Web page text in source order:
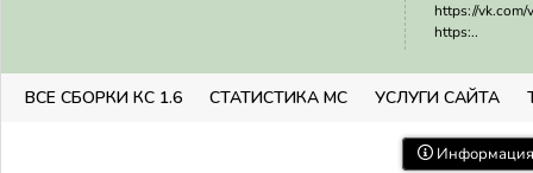
https://vk.com/
https:..
ВСЕ СБОРКИ КС 1.6 СТАТИСТИКА МС УСЛУГИ САЙТА